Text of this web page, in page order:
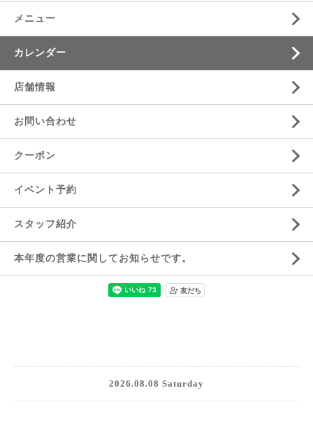
メニュー
カレンダー
店舗情報
お問い合わせ
クーポン
イベント予約
スタッフ紹介
本年度の営業に関してお知らせです。
2026.08.08 Saturday